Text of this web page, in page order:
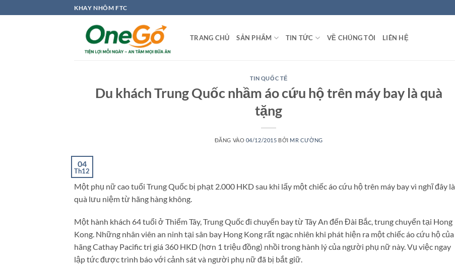
qua
KHAY NHÔM FTC
TRANG CHỦ SẢN PHẨM TIN TỨC VỀ CHÚNG TÔI LIÊN HỆ
TIN QUỐC TẾ
Du khách Trung Quốc nhầm áo cứu hộ trên máy bay là quà
tặng
ĐĂNG VÀO 04/12/2015 BỞI MR CƯỜNG
04
Th12
Một phụ nữ cao tuổi Trung Quốc bị phạt 2.000 HKD sau khi lấy một chiếc áo cứu hộ trên máy bay vì nghĩ đây là
quà lưu niệm từ hãng hàng không.
Một hành khách 64 tuổi ở Thiểm Tây, Trung Quốc đi chuyến bay từ Tây An đến Đài Bắc, trung chuyển tại Hong
Kong. Những nhân viên an ninh tại sân bay Hong Kong rất ngạc nhiên khi phát hiện ra một chiếc áo cứu hộ của
hãng Cathay Pacific trị giá 360 HKD (hơn 1 triệu đồng) nhồi trong hành lý của người phụ nữ này. Vụ việc ngay
lập tức được trình báo với cảnh sát và người phụ nữ đã bị bắt giữ.